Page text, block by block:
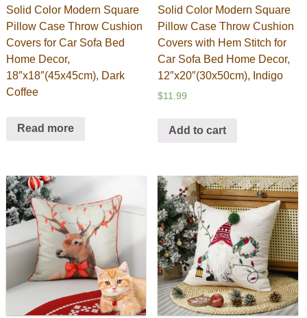
Solid Color Modern Square
Pillow Case Throw Cushion
Covers for Car Sofa Bed
Home Decor,
18″x18″(45x45cm), Dark
Coffee
Read more
Solid Color Modern Square
Pillow Case Throw Cushion
Covers with Hem Stitch for
Car Sofa Bed Home Decor,
12″x20″(30x50cm), Indigo
$11.99
Add to cart